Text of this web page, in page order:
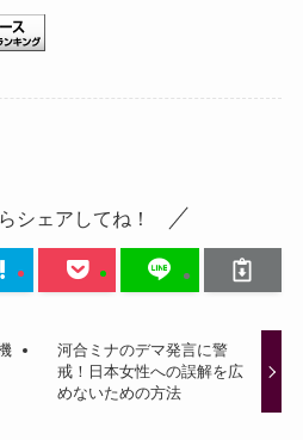
シェアしてね！
河合ミナのデマ発言に警
戒！日本女性への誤解を広
めないための方法